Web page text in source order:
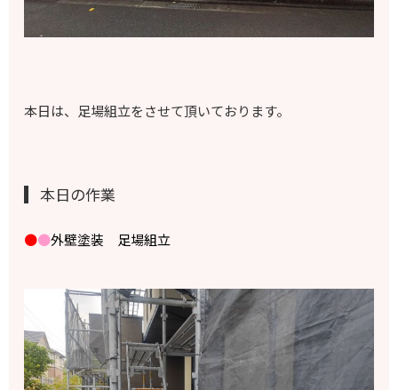
本日は、足場組立をさせて頂いております。
本日の作業
●●外壁塗装 足場組立